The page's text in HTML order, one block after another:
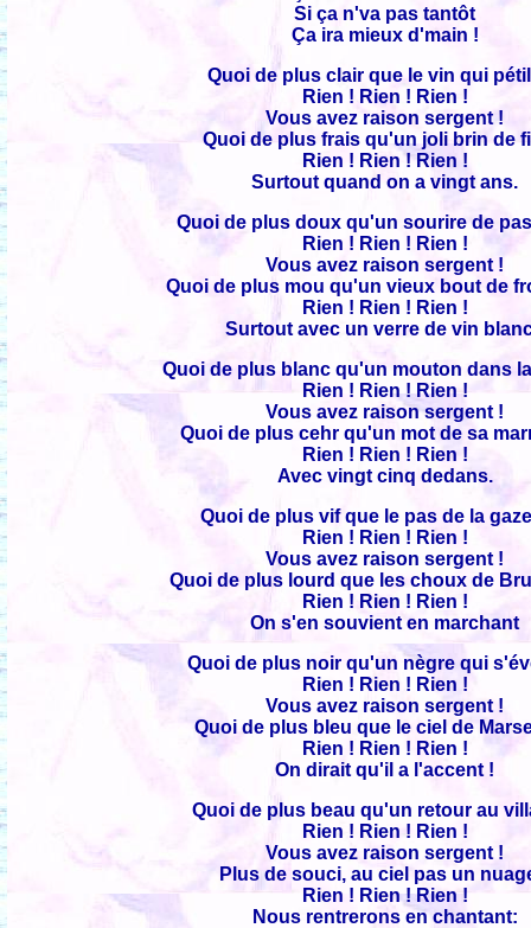
Si ça n'va pas tantôt
Ça ira mieux d'main !
Quoi de plus clair que le vin qui
Rien ! Rien ! Rien !
Vous avez raison sergent !
Quoi de plus frais qu'un joli brin de
Rien ! Rien ! Rien !
Surtout quand on a vingt ans.
Quoi de plus doux qu'un sourire de
Rien ! Rien ! Rien !
Vous avez raison sergent !
Quoi de plus mou qu'un vieux bout de
Rien ! Rien ! Rien !
Surtout avec un verre de vin
Quoi de plus blanc qu'un mouton dans
Rien ! Rien ! Rien !
Vous avez raison sergent !
Quoi de plus cehr qu'un mot de sa
Rien ! Rien ! Rien !
Avec vingt cinq dedans.
Quoi de plus vif que le pas de la
Rien ! Rien ! Rien !
Vous avez raison sergent !
Quoi de plus lourd que les choux de
Rien ! Rien ! Rien !
On s'en souvient en marchant
Quoi de plus noir qu'un nègre qui
Rien ! Rien ! Rien !
Vous avez raison sergent !
Quoi de plus bleu que le ciel de
Rien ! Rien ! Rien !
On dirait qu'il a l'accent !
Quoi de plus beau qu'un retour au
Rien ! Rien ! Rien !
Vous avez raison sergent !
Plus de souci, au ciel pas un
Rien ! Rien ! Rien !
Nous rentrerons en chantant: